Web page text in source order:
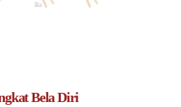
Bela Diri